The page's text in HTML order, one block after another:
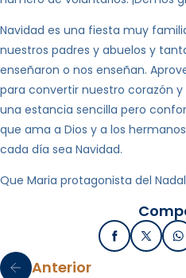
Navidad es una fiesta muy
nuestros padres y abuelos y
enseñaron o nos enseñan.
para convertir nuestro corazón
una estancia sencilla pero
que ama a Dios y a los
cada día sea Navidad.
Que Maria protagonista del
Facebook
X /
Anterior